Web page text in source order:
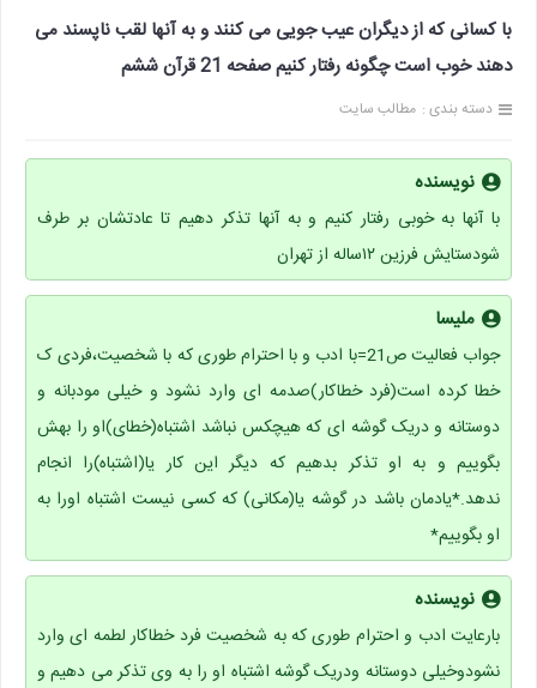
با کسانی که از دیگران عیب جویی می کنند و به آنها لقب ناپسند می
دهند خوب است چگونه رفتار کنیم صفحه 21 قرآن ششم
دسته بندی : مطالب سایت
نویسنده
با آنها به خوبی رفتار کنیم و به آنها تذکر دهیم تا عادتشان بر طرف
شودستایش فرزین ۱۲ساله از تهران
ملیسا
جواب فعالیت ص21=با ادب و با احترام طوری که با شخصیت،فردی ک
خطا کرده است(فرد خطاکار)صدمه ای وارد نشود و خیلی مودبانه و
دوستانه و دریک گوشه ای که هیچکس نباشد اشتباه(خطای)او را بهش
بگوییم و به او تذکر بدهیم که دیگر این کار یا(اشتباه)را انجام
ندهد.*یادمان باشد در گوشه یا(مکانی) که کسی نیست اشتباه اورا به
او بگوییم*
نویسنده
بارعایت ادب و احترام طوری که به شخصیت فرد خطاکار لطمه ای وارد
نشودوخیلی دوستانه ودریک گوشه اشتباه او را به وی تذکر می دهیم و